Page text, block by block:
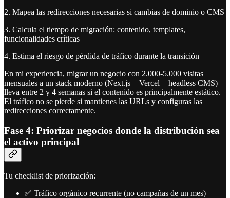
2. Mapea las redirecciones necesarias si cambias de dominio o CMS
3. Calcula el tiempo de migración: contenido, templates,
funcionalidades críticas
4. Estima el riesgo de pérdida de tráfico durante la transición
En mi experiencia, migrar un negocio con 2.000-5.000 visitas
mensuales a un stack moderno (Next.js + Vercel + headless CMS)
lleva entre 2 y 4 semanas si el contenido es principalmente estático.
El tráfico no se pierde si mantienes las URLs y configuras las
redirecciones correctamente.
Fase 4: Priorizar negocios donde la distribución sea
el activo principal
Tu checklist de priorización:
✅ Tráfico orgánico recurrente (no campañas de un mes)